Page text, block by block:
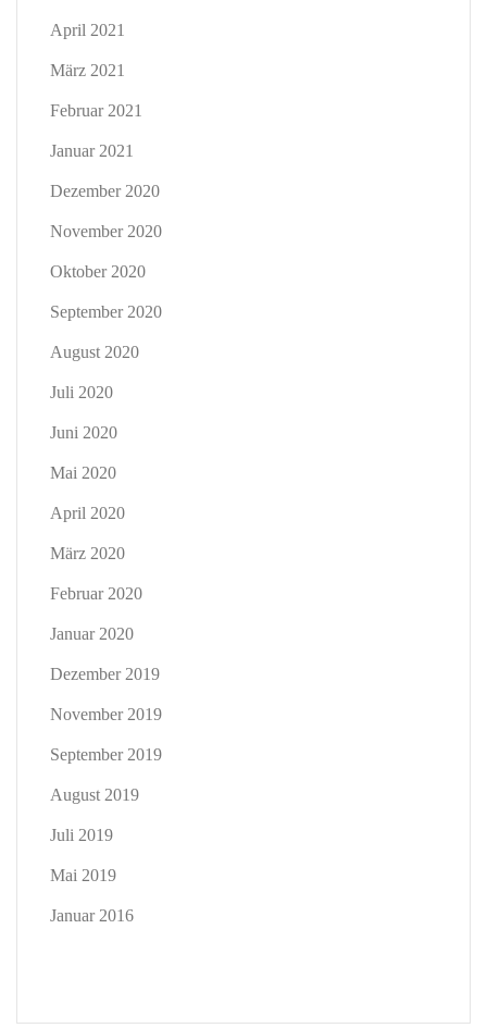
April 2021
März 2021
Februar 2021
Januar 2021
Dezember 2020
November 2020
Oktober 2020
September 2020
August 2020
Juli 2020
Juni 2020
Mai 2020
April 2020
März 2020
Februar 2020
Januar 2020
Dezember 2019
November 2019
September 2019
August 2019
Juli 2019
Mai 2019
Januar 2016